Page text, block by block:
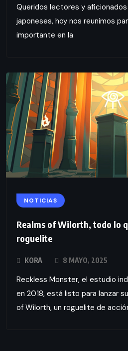
Queridos lectores y
japoneses, hoy nos reunimos
importante en la
NOTICIAS
Realms of Wilorth, todo lo
roguelite
KORA 8 MAYO, 2025
Reckless Monster, el estudio
en 2018, está listo para lanzar
of Wilorth, un roguelite de